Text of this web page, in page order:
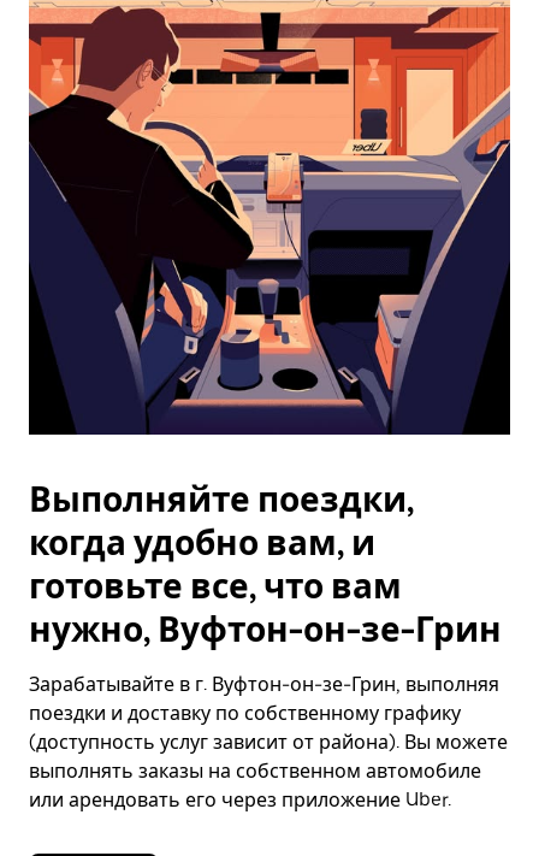
выбрать
дату.
Чтобы
закрыть
календарь,
нажмите
Esc.
Выполняйте поездки,
когда удобно вам, и
готовьте все, что вам
нужно, Вуфтон-он-зе-Грин
Зарабатывайте в г. Вуфтон-он-зе-Грин, выполняя
поездки и доставку по собственному графику
(доступность услуг зависит от района). Вы можете
выполнять заказы на собственном автомобиле
или арендовать его через приложение Uber.